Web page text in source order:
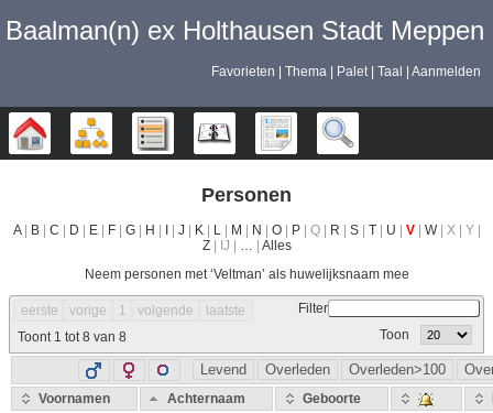
Baalman‎‎‎‎‎(n)‎‎‎‎‎ ex Holthausen Stadt Meppen
Favorieten Thema Palet Taal Aanmelden
Stamboom DiagrammenLijsten Kalender Rapporten
Personen
A| B| C D E| F| G| H J K| L| M N O| P| Q | R S| T| U V| W| X | Y |
Z| IJ | …
Alles
Neem personen met ‘Veltman’ als huwelijksnaam mee
eerste vorige 1 volgende laatste
Filter
Toont 1 tot 8 van 8
Toon
Levend Overleden Overleden>100
Voornamen Achternaam Geboorte